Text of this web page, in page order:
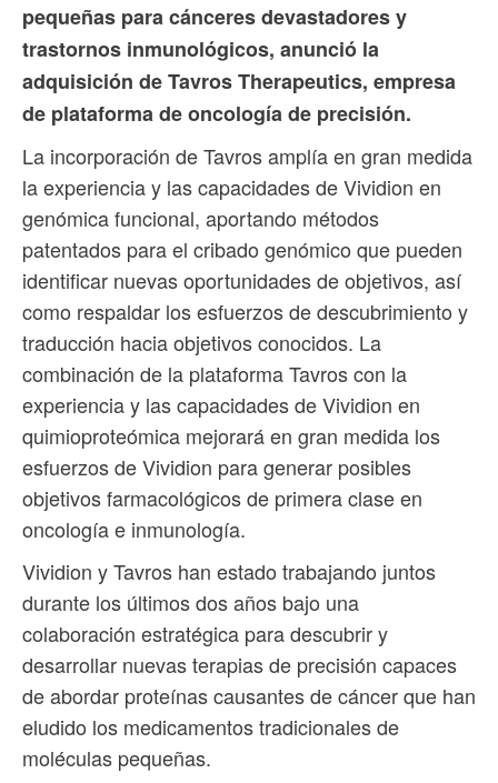
pequeñas para cánceres devastadores y
trastornos inmunológicos, anunció la
adquisición de Tavros Therapeutics, empresa
de plataforma de oncología de precisión.
La incorporación de Tavros amplía en gran medida
la experiencia y las capacidades de Vividion en
genómica funcional, aportando métodos
patentados para el cribado genómico que pueden
identificar nuevas oportunidades de objetivos, así
como respaldar los esfuerzos de descubrimiento y
traducción hacia objetivos conocidos. La
combinación de la plataforma Tavros con la
experiencia y las capacidades de Vividion en
quimioproteómica mejorará en gran medida los
esfuerzos de Vividion para generar posibles
objetivos farmacológicos de primera clase en
oncología e inmunología.
Vividion y Tavros han estado trabajando juntos
durante los últimos dos años bajo una
colaboración estratégica para descubrir y
desarrollar nuevas terapias de precisión capaces
de abordar proteínas causantes de cáncer que han
eludido los medicamentos tradicionales de
moléculas pequeñas.